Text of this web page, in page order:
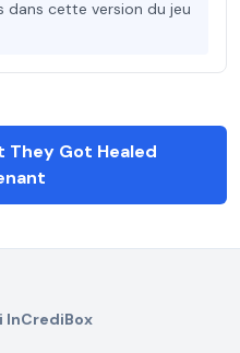
dans cette version du jeu
They Got Healed
InCrediBox